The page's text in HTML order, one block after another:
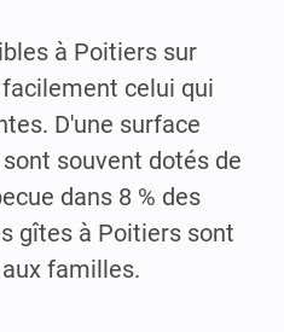
à Poitiers sur
celui qui
D'une surface
souvent dotés de
dans 8 % des
gîtes à Poitiers sont
familles.